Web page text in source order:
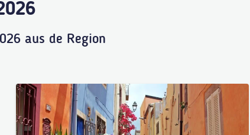
aus de Region